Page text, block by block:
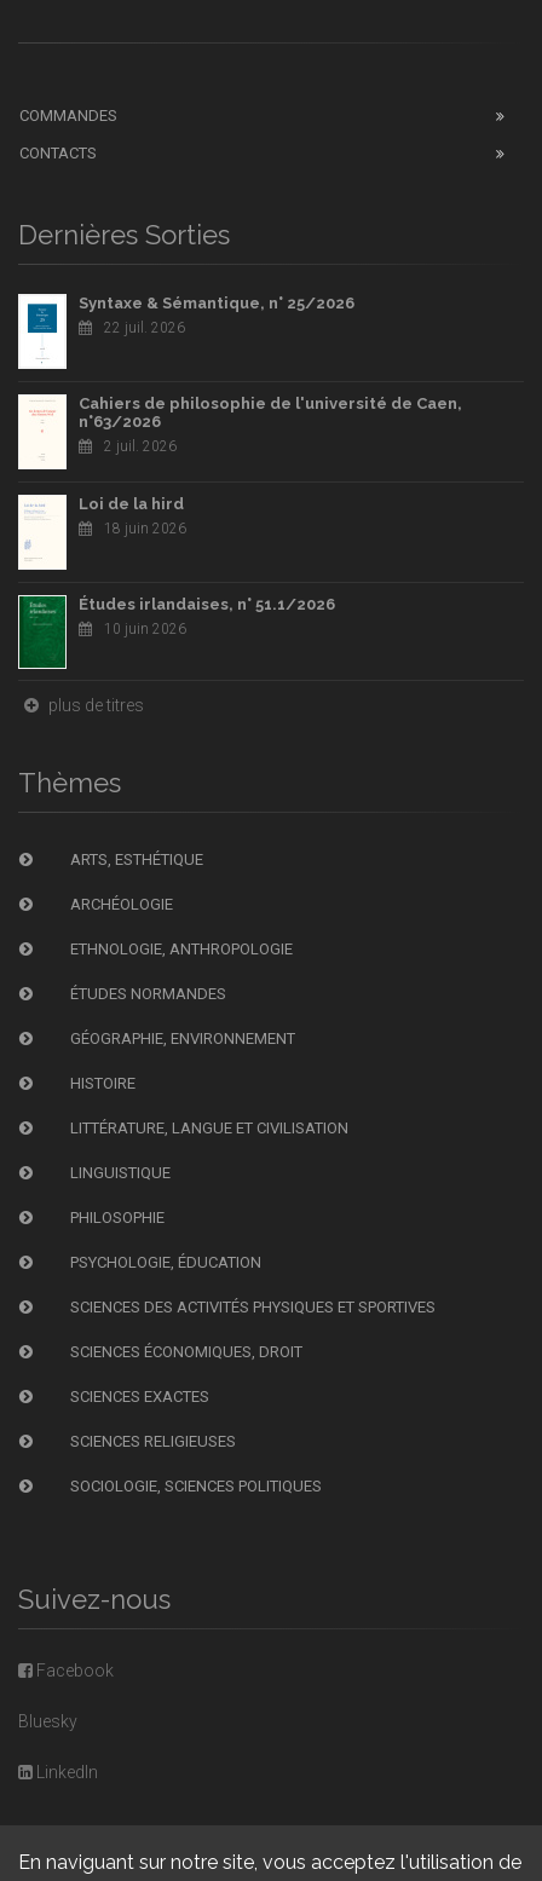
En naviguant sur notre site, vous acceptez l'utilisation de
COMMANDES
CONTACTS
Dernières Sorties
Syntaxe & Sémantique, n° 25/2026
22 juil. 2026
Cahiers de philosophie de l'université de Caen,
n°63/2026
2 juil. 2026
Loi de la hird
18 juin 2026
Études irlandaises, n° 51.1/2026
10 juin 2026
plus de titres
Thèmes
ARTS, ESTHÉTIQUE
ARCHÉOLOGIE
ETHNOLOGIE, ANTHROPOLOGIE
ÉTUDES NORMANDES
GÉOGRAPHIE, ENVIRONNEMENT
HISTOIRE
LITTÉRATURE, LANGUE ET CIVILISATION
LINGUISTIQUE
PHILOSOPHIE
PSYCHOLOGIE, ÉDUCATION
SCIENCES DES ACTIVITÉS PHYSIQUES ET SPORTIVES
SCIENCES ÉCONOMIQUES, DROIT
SCIENCES EXACTES
SCIENCES RELIGIEUSES
SOCIOLOGIE, SCIENCES POLITIQUES
Suivez-nous
Facebook
Bluesky
LinkedIn